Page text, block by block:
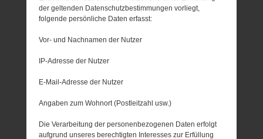
der geltenden Datenschutzbestimmungen vorliegt,
folgende persönliche Daten erfasst:
Vor- und Nachnamen der Nutzer
IP-Adresse der Nutzer
E-Mail-Adresse der Nutzer
Angaben zum Wohnort (Postleitzahl usw.)
Die Verarbeitung der personenbezogenen Daten erfolgt
aufgrund unseres berechtigten Interesses zur Erfüllung